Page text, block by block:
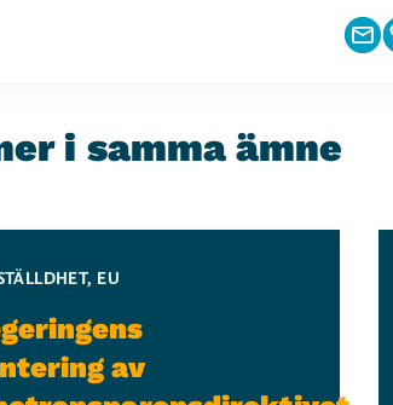
i samma ämne
, EU
av